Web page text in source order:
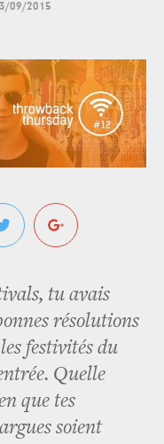
09/2015
tu avais
résolutions
festivités du
Quelle
que tes
soient